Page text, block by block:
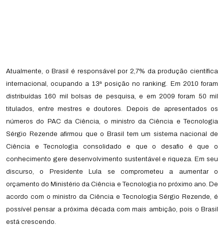
Atualmente, o Brasil é responsável por 2,7% da produção científica
internacional, ocupando a 13ª posição no ranking. Em 2010 foram
distribuídas 160 mil bolsas de pesquisa, e em 2009 foram 50 mil
titulados, entre mestres e doutores. Depois de apresentados os
números do PAC da Ciência, o ministro da Ciência e Tecnologia
Sérgio Rezende afirmou que o Brasil tem um sistema nacional de
Ciência e Tecnologia consolidado e que o desafio é que o
conhecimento gere desenvolvimento sustentável e riqueza. Em seu
discurso, o Presidente Lula se comprometeu a aumentar o
orçamento do Ministério da Ciência e Tecnologia no próximo ano. De
acordo com o ministro da Ciência e Tecnologia Sérgio Rezende, é
possível pensar a próxima década com mais ambição, pois o Brasil
está crescendo.